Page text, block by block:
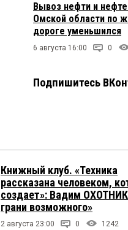
Вывоз нефти и
Омской области по
дороге уменьшился
6 августа 16:00 0
Подпишитесь
Книжный клуб. «Техника
рассказана человеком,
создает»: Вадим
грани возможного»
2 августа 23:00 0 1242